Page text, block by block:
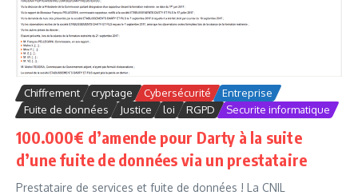
Chiffrement cryptage Cybersécurité
Entreprise
Fuite de données
Justice loi RGPD Securite informatique
100.000€ d’amende pour Darty à la suite
d’une fuite de données via un prestataire
Prestataire de services et fuite de données ! La CNIL